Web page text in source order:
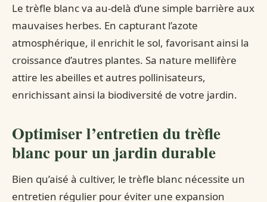
Le trèfle blanc va au-delà d’une simple barrière aux
mauvaises herbes. En capturant l’azote
atmosphérique, il enrichit le sol, favorisant ainsi la
croissance d’autres plantes. Sa nature mellifère
attire les abeilles et autres pollinisateurs,
enrichissant ainsi la biodiversité de votre jardin.
Optimiser l’entretien du trèfle
blanc pour un jardin durable
Bien qu’aisé à cultiver, le trèfle blanc nécessite un
entretien régulier pour éviter une expansion